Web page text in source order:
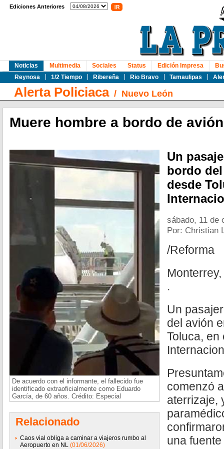
Ediciones Anteriores
Noticias
Reynosa
1/2 Tiempo Ribereña Rio Bravo Tamaulipas
Multimedia Sociales Status Edición Impresa
Alerta Policiaca/ Nuevo León
Muere hombre a bordo de
De acuerdo con el informante, el fallecido fue
identificado extraoficialmente como Eduardo
García, de 60 años. Crédito: Especial
Relacionado
Caos vial obliga a caminar a viajeros rumbo al
Aeropuerto en NL (01/06/2026)
Un
bordo
desde
sábado, 11 de
Por: Christian
/Reforma
.
Un
del avión
Toluca, en
comenzó
aterrizaje,
una